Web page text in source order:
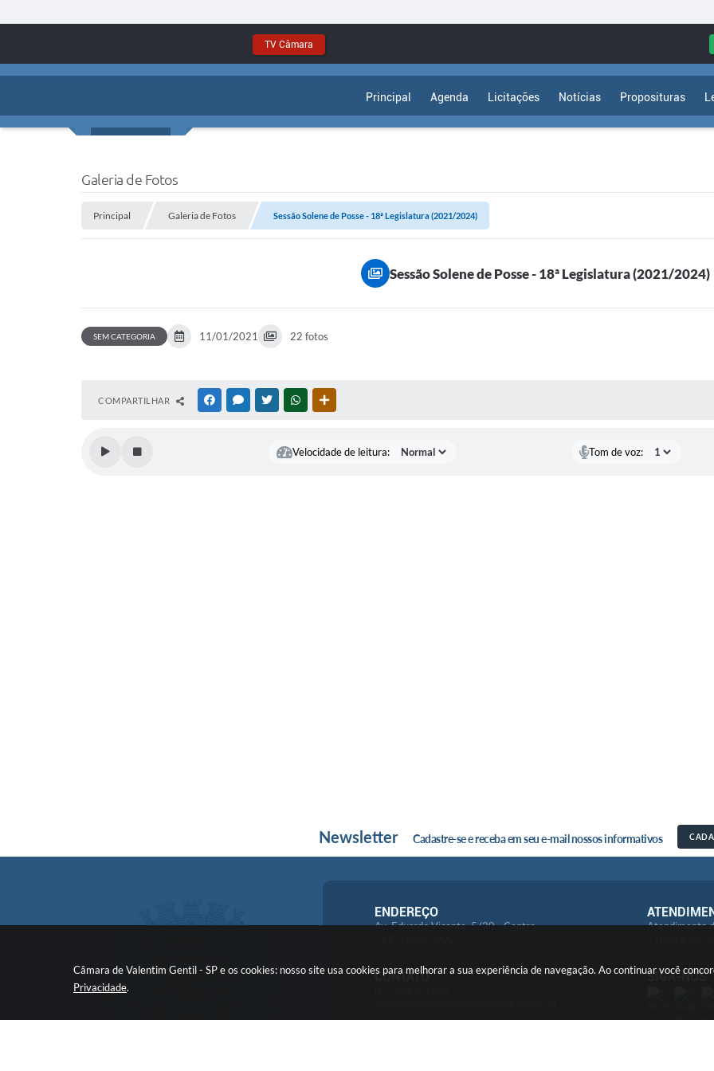
Câmara de Valentim Gentil - SP e os cookies: nosso site usa cookies para melhorar a sua experiência de navegação. Ao continuar você
Privacidade.
TV Câmara
Principal Agenda Licitações Notícias Proposituras
Galeria de Fotos
Principal Galeria de Fotos Sessão Solene de Posse - 18ª Legislatura (2021/2024)
Sessão Solene de Posse - 18ª Legislatura (2021/2024)
SEM CATEGORIA 11/01/2021 22 fotos
COMPARTILHAR FACEBOOKMESSENGER
TWITTERWHATSAPP
Velocidade de leitura: Tom de voz:
Newsletter Cadastre-se e receba em seu e-mail nossos informativos
ENDEREÇO
Av: Eduardo Vicente, 5/20 - Centro
Atendimento
CONTATO SIGA-NOS